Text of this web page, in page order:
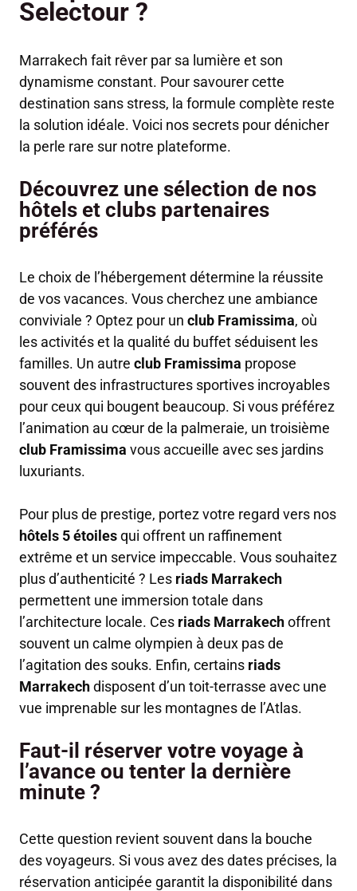
Selectour ?
Marrakech fait rêver par sa lumière et son
dynamisme constant. Pour savourer cette
destination sans stress, la formule complète reste
la solution idéale. Voici nos secrets pour dénicher
la perle rare sur notre plateforme.
Découvrez une sélection de nos
hôtels et clubs partenaires
préférés
Le choix de l’hébergement détermine la réussite
de vos vacances. Vous cherchez une ambiance
conviviale ? Optez pour un club Framissima, où
les activités et la qualité du buffet séduisent les
familles. Un autre club Framissima propose
souvent des infrastructures sportives incroyables
pour ceux qui bougent beaucoup. Si vous préférez
l’animation au cœur de la palmeraie, un troisième
club Framissima vous accueille avec ses jardins
luxuriants.
Pour plus de prestige, portez votre regard vers nos
hôtels 5 étoilesqui offrent un raffinement
extrême et un service impeccable. Vous souhaitez
plus d’authenticité ? Les riads Marrakech
permettent une immersion totale dans
l’architecture locale. Ces riads Marrakechoffrent
souvent un calme olympien à deux pas de
l’agitation des souks. Enfin, certains riads
Marrakechdisposent d’un toit-terrasse avec une
vue imprenable sur les montagnes de l’Atlas.
Faut-il réserver votre voyage à
l’avance ou tenter la dernière
minute ?
Cette question revient souvent dans la bouche
des voyageurs. Si vous avez des dates précises, la
réservation anticipée garantit la disponibilité dans